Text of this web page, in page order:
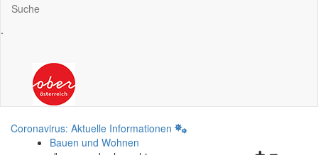
Suche
.
Coronavirus: Aktuelle Informationen
Bauen und Wohnen